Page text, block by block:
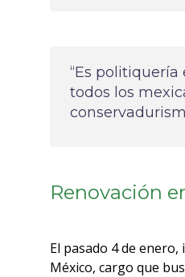
“Es
todos los
Renovación
El pasado 4 de
México, cargo que